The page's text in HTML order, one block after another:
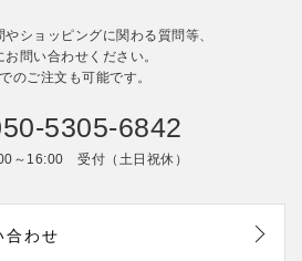
ショッピングに関わる質問等、
お問い合わせください。
のご注文も可能です。
5305-6842
～16:00 受付（土日祝休）
合わせ